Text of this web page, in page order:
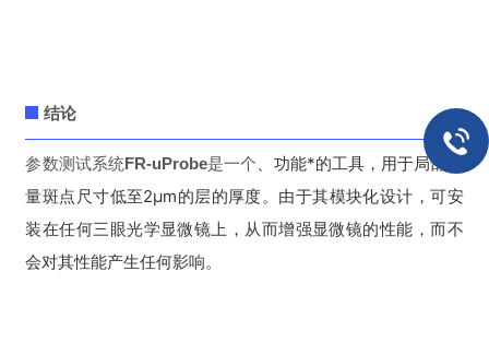
结论
参数测试系统FR-uProbe是一个、功能*的工具，用于局部测
量斑点尺寸低至2μm的层的厚度。由于其模块化设计，可安
装在任何三眼光学显微镜上，从而增强显微镜的性能，而不
会对其性能产生任何影响。